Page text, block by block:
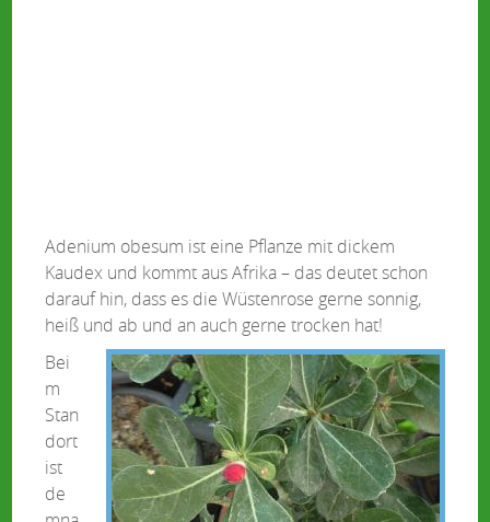
Adenium obesum ist eine Pflanze mit dickem
Kaudex und kommt aus Afrika – das deutet schon
darauf hin, dass es die Wüstenrose gerne sonnig,
heiß und ab und an auch gerne trocken hat!
Bei
m
Stan
dort
ist
de